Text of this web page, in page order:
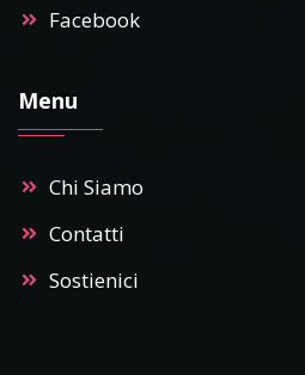
Facebook
Menu
Chi Siamo
Contatti
Sostienici